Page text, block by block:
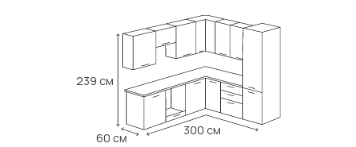
300 см
239 см
60 см